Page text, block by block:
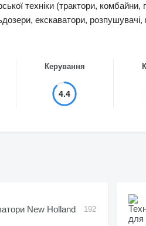
техніки (трактори, комбайни,
екскаватори,
4.4
Керування
New Holland 192